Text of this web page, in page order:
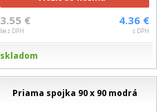
3.55 €
bez DPH
4.36 €
s DPH
skladom
Priama spojka 90 x 90 modrá